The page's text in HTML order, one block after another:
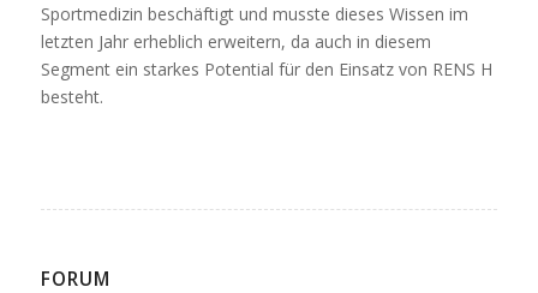
Sportmedizin beschäftigt und musste dieses Wissen im
letzten Jahr erheblich erweitern, da auch in diesem
Segment ein starkes Potential für den Einsatz von RENS H
besteht.
FORUM